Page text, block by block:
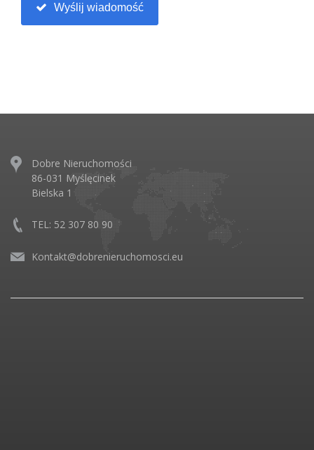
Wyślij wiadomość
Dobre Nieruchomości
86-031 Myślęcinek
Bielska 1
TEL: 52 307 80 90
Kontakt@dobrenieruchomosci.eu